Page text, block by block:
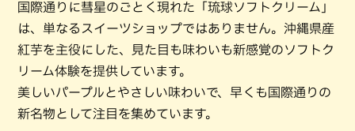
国際通りに彗星のごとく現れた「琉球ソフトクリーム」
は、単なるスイーツショップではありません。沖縄県産
紅芋を主役にした、見た目も味わいも新感覚のソフトク
リーム体験を提供しています。
美しいパープルとやさしい味わいで、早くも国際通りの
新名物として注目を集めています。